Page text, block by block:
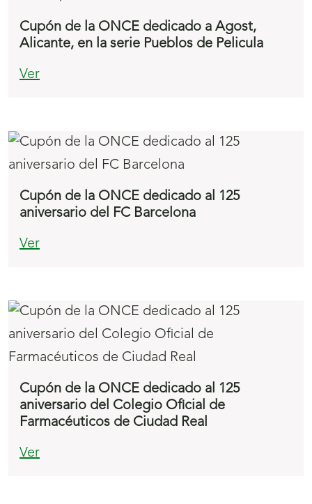
Cupón de la ONCE dedicado a Agost,
Alicante, en la serie Pueblos de Pelicula
Ver
Cupón de la ONCE dedicado al 125
aniversario del FC Barcelona
Ver
Cupón de la ONCE dedicado al 125
aniversario del Colegio Oficial de
Farmacéuticos de Ciudad Real
Ver